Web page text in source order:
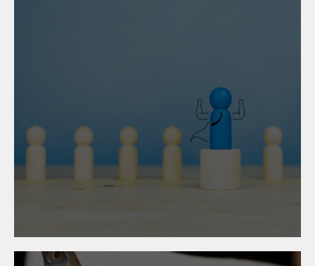
Tag der offenen Tür und
Nachwuchswettbewerb an
der Fachberufsschule
Ferlach